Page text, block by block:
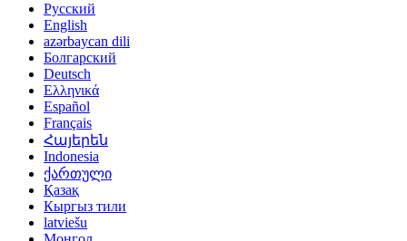
Русский
English
azərbaycan dili
Болгарский
Deutsch
Ελληνικά
Español
Français
Հայերեն
Indonesia
ქართული
Қазақ
Кыргыз тили
latviešu